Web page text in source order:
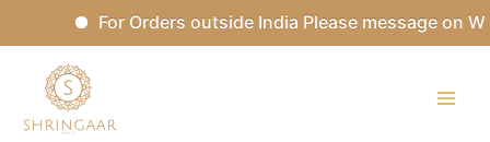
For Orders outside India Please message on
content